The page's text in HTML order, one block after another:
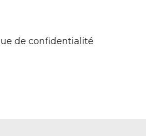
de confidentialité